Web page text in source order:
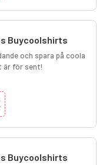
Buycoolshirts
och spara på coola
är för sent!
Buycoolshirts